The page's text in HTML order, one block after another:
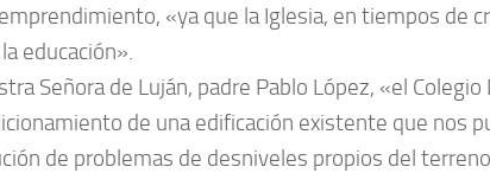
«ya que la Iglesia, en tiempos de
educación».
Señora de Luján, padre Pablo López, «el
de una edificación existente que nos
de problemas de desniveles propios del